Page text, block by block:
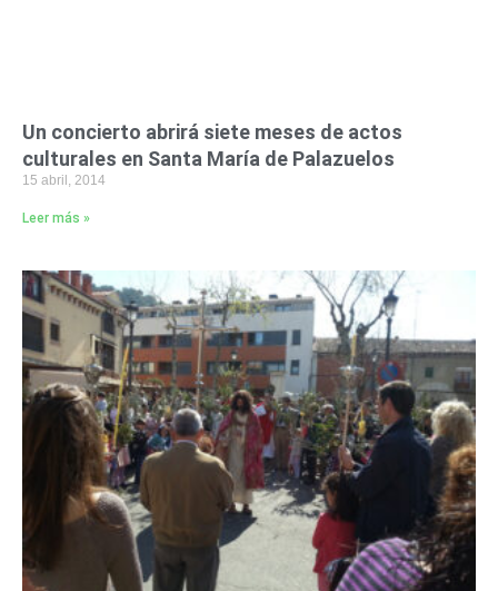
Un concierto abrirá siete meses de actos
culturales en Santa María de Palazuelos
15 abril, 2014
Leer más »